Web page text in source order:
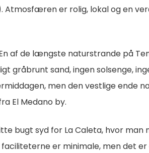
Atmosfæren er rolig, lokal og en
af de længste naturstrande på
gråbrunt sand, ingen solsenge,
men den vestlige ende
El Medano by.
bugt syd for La Caleta, hvor
faciliteterne er minimale, men det